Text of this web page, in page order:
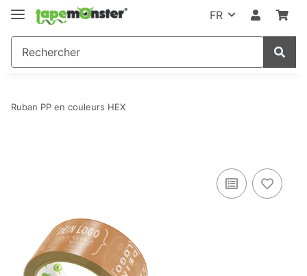
FR
Ruban PP en couleurs HEX